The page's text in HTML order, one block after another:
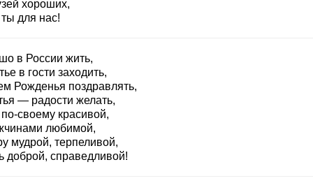
хороших,
для нас!
в России жить,
в гости заходить,
Рожденья поздравлять,
— радости желать,
своему красивой,
любимой,
мудрой, терпеливой,
доброй, справедливой!